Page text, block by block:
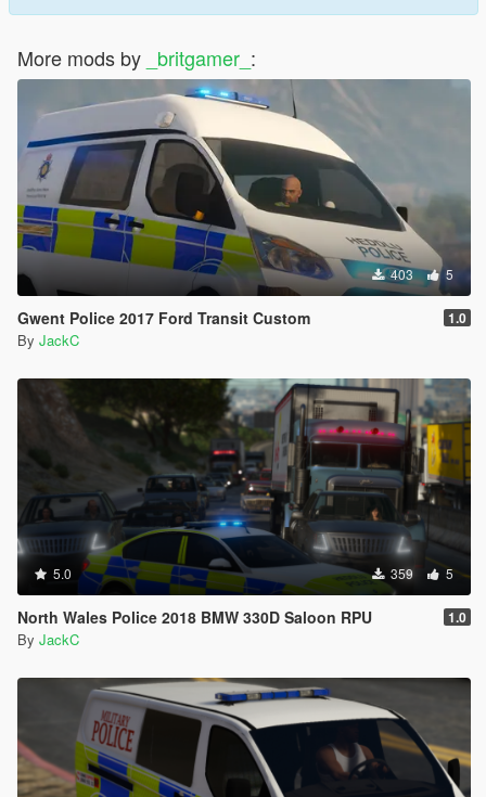
More mods by _britgamer_ :
403 5
Gwent Police 2017 Ford Transit Custom 1.0
By JackC
5.0 359 5
North Wales Police 2018 BMW 330D Saloon RPU 1.0
By JackC